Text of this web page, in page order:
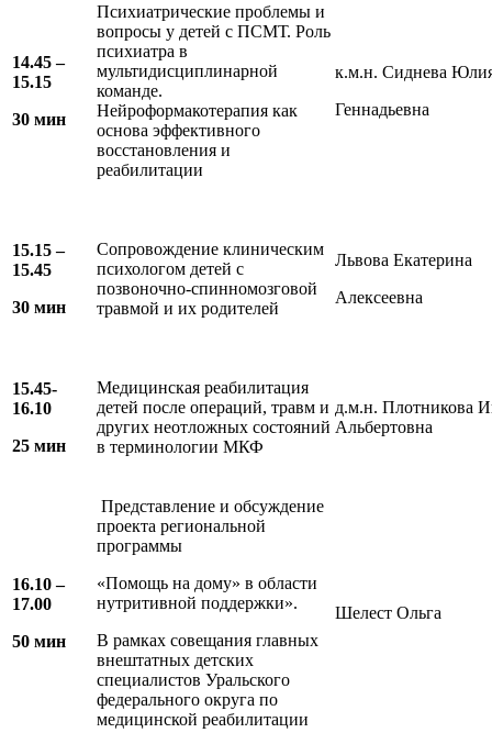
14.45 –
15.15
30 мин
Психиатрические проблемы и
вопросы у детей с ПСМТ. Роль
психиатра в
мультидисциплинарной
команде.
Нейроформакотерапия как
основа эффективного
восстановления и
реабилитации
к.м.н. Сиднева
Геннадьевна
15.15 –
15.45
30 мин
Сопровождение клиническим
психологом детей с
позвоночно-спинномозговой
травмой и их родителей
Львова Екатерина
Алексеевна
15.45-
16.10
25 мин
Медицинская реабилитация
детей после операций, травм и
других неотложных состояний
в терминологии МКФ
д.м.н. Плотникова
Альбертовна
16.10 –
17.00
50 мин
Представление и обсуждение
проекта региональной
программы
«Помощь на дому» в области
нутритивной поддержки».
В рамках совещания главных
внештатных детских
специалистов Уральского
федерального округа по
медицинской реабилитации
Шелест Ольга